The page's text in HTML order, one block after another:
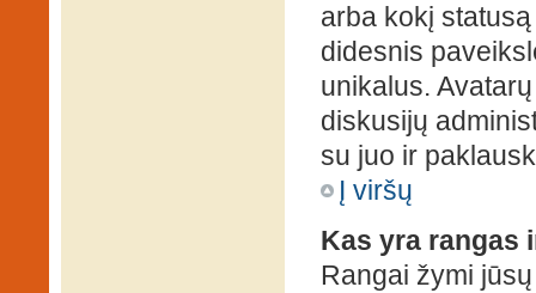
arba kokį
didesnis
unikalus.
diskusijų
su juo ir
Į viršų
Kas yra rangas
Rangai žymi